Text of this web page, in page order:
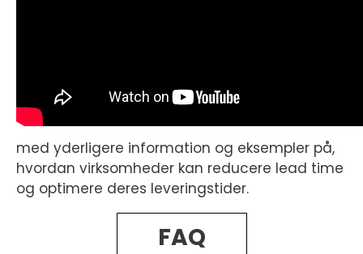
med yderligere information og eksempler på,
hvordan virksomheder kan reducere lead time
og optimere deres leveringstider.
FAQ